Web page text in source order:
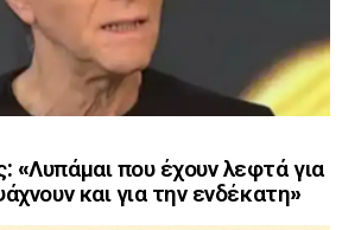
«Λυπάμαι που έχουν λεφτά για
και για την ενδέκατη»